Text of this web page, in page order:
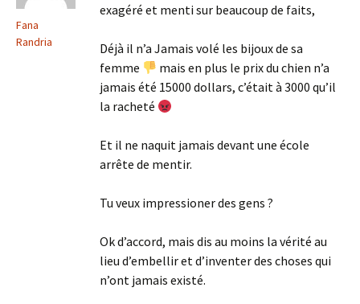
Fana
Randria
exagéré et menti sur beaucoup de faits,
Déjà il n’a Jamais volé les bijoux de sa
femme
mais en plus le prix du chien n’a
jamais été 15000 dollars, c’était à 3000 qu’il
la racheté
Et il ne naquit jamais devant une école
arrête de mentir.
Tu veux impressioner des gens ?
Ok d’accord, mais dis au moins la vérité au
lieu d’embellir et d’inventer des choses qui
n’ont jamais existé.